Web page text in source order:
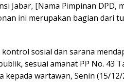
Jabar, [Nama Pimpinan DPD,
ini merupakan bagian dari
sosial dan sarana
sesuai amanat PP No. 43
kepada wartawan, Senin (15/12/